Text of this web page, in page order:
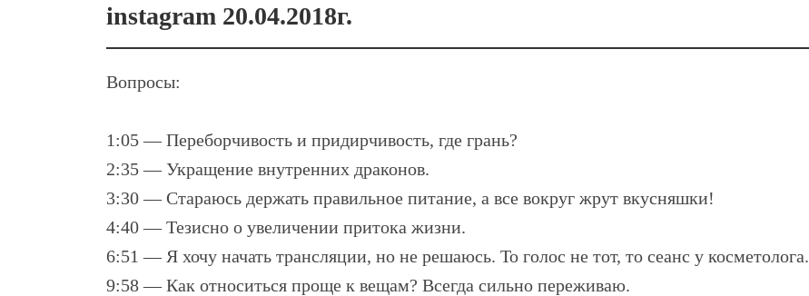
instagram 20.04.2018г.
Вопросы:
1:05 — Переборчивость и придирчивость, где грань?
2:35 — Укращение внутренних драконов.
3:30 — Стараюсь держать правильное питание, а все вокруг жрут вкусняшки!
4:40 — Тезисно о увеличении притока жизни.
6:51 — Я хочу начать трансляции, но не решаюсь. То голос не тот, то сеанс у косметолога.
9:58 — Как относиться проще к вещам? Всегда сильно переживаю.